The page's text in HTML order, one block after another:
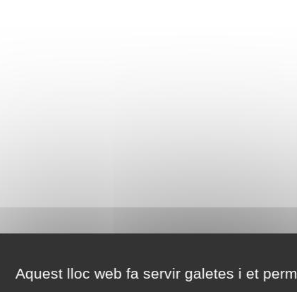
Aquest lloc web fa servir galetes i et